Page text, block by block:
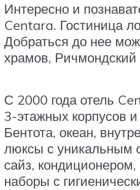
Интересно и
Centara. Гостиница
Добраться до нее
храмов, Ричмондский
С 2000 года отель
3-этажных корпусов
Бентота, океан,
люксы с уникальным
сайз,
наборы с